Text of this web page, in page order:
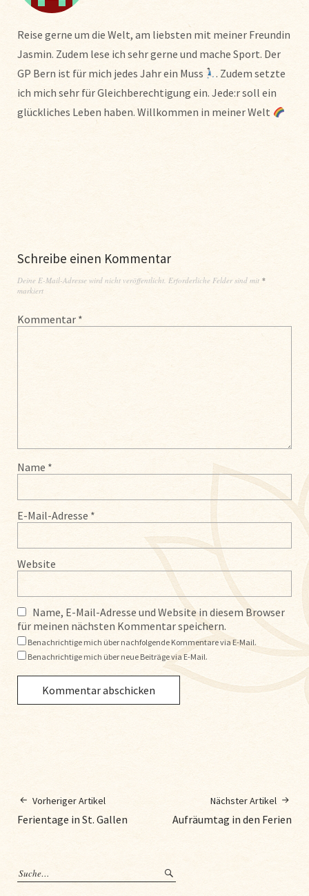
Reise gerne um die Welt, am liebsten mit meiner Freundin
Jasmin. Zudem lese ich sehr gerne und mache Sport. Der
GP Bern ist für mich jedes Jahr ein Muss
. Zudem setzte
ich mich sehr für Gleichberechtigung ein. Jede:r soll ein
glückliches Leben haben. Willkommen in meiner Welt
Schreibe einen Kommentar
Deine E-Mail-Adresse wird nicht veröffentlicht. Erforderliche Felder sind mit *
markiert
Kommentar *
Name *
E-Mail-Adresse *
Website
Name, E-Mail-Adresse und Website in diesem Browser
für meinen nächsten Kommentar speichern.
Benachrichtige mich über nachfolgende Kommentare via E-Mail.
Benachrichtige mich über neue Beiträge via E-Mail.
Vorheriger Artikel
Ferientage in St. Gallen
Nächster Artikel
Aufräumtag in den Ferien